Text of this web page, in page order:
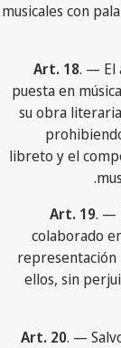
musicales con
Art. 18. — El
puesta en
su obra
libreto y el
Art. 19. —
colaborado
representación
ellos, sin
Art. 20. —